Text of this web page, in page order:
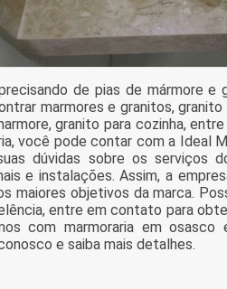
de pias de mármore e
marmores e granitos,
granito para cozinha,
você pode contar com a Ideal
dúvidas sobre os serviços
e instalações. Assim, a
maiores objetivos da marca.
entre em contato para
com marmoraria em
e saiba mais detalhes.